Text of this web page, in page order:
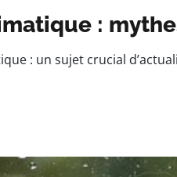
:
: un sujet crucial